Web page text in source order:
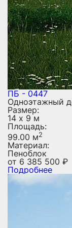
ПБ - 0447
Одноэтажный
Размер:
14 х 9 м
Площадь:
99.00 м2
Материал:
Пеноблок
от 6 385 500 ₽
Подробнее